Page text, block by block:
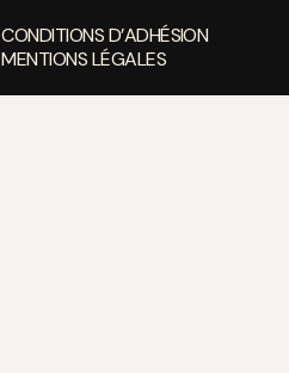
CONDITIONS D’ADHÉSION
MENTIONS LÉGALES